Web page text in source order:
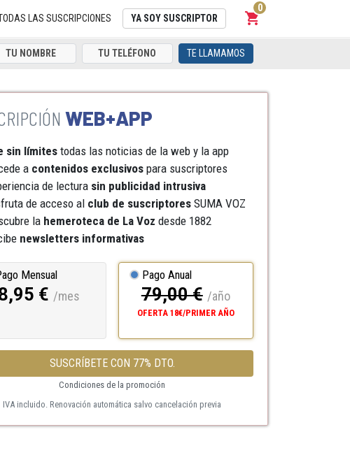
LAS SUSCRIPCIONES YA SOY SUSCRIPTOR shopping_cart
Carrito
0
TE LLAMAMOS
WEB+APP
sin límitestodas las noticias de la web y la app
acontenidos exclusivospara suscriptores
de lecturasin publicidad intrusiva
de acceso alclub de suscriptoresSUMA VOZ
lahemerotecade La Voz desde 1882
newsletters informativas
Mensual
€ /mes
Pago Anual
79,00 € /año
OFERTA 18€/PRIMER AÑO
SUSCRÍBETE CON 77% DTO.
Condiciones de la promoción
IVA incluido. Renovación automática salvo cancelación previa